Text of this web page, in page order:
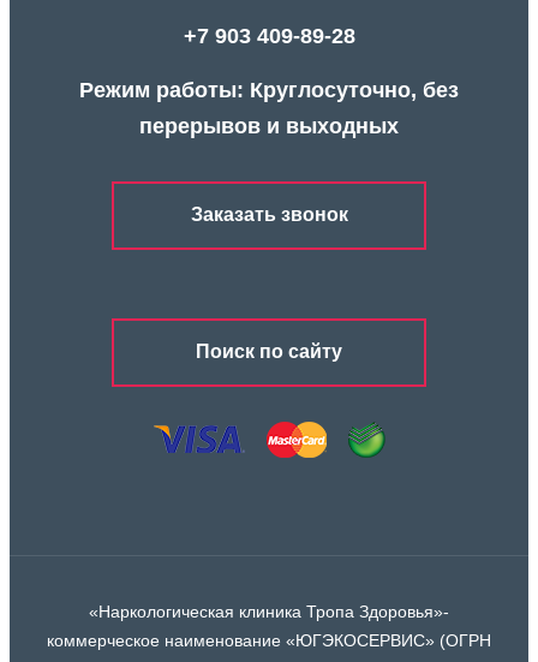
+7 903 409-89-28
Режим работы: Круглосуточно, без
перерывов и выходных
Заказать звонок
Поиск по сайту
«Наркологическая клиника Тропа Здоровья»-
коммерческое наименование «ЮГЭКОСЕРВИС» (ОГРН